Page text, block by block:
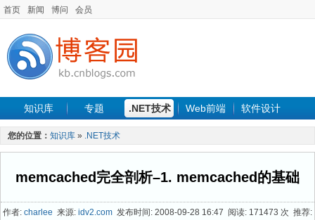
首页 新闻 博问 会员
知识库 专题 .NET技术 Web前端 软件设计
手机开发 软件工程
最新文章
您的位置： 知识库 » .NET技术
memcached完全剖析–1. memcached的基础
作者: charlee 来源: idv2.com 发布时间: 2008-09-28 16:47 阅读: 171473 次 推荐: